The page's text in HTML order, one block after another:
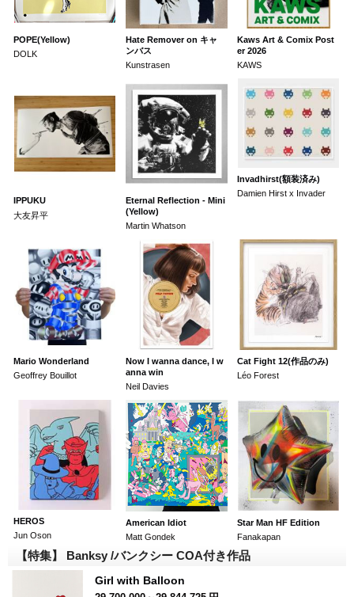
POPE(Yellow)
DOLK
Hate Remover on キャ
ンバス
Kunstrasen
Kaws Art & Comix Post
er 2026
KAWS
IPPUKU
大友昇平
Eternal Reflection - Mini
(Yellow)
Martin Whatson
Invadhirst(額装済み)
Damien Hirst x Invader
Mario Wonderland
Geoffrey Bouillot
Now I wanna dance, I w
anna win
Neil Davies
Cat Fight 12(作品のみ)
Léo Forest
HEROS
Jun Oson
American Idiot
Matt Gondek
Star Man HF Edition
Fanakapan
【特集】 Banksy /バンクシー COA付き作品
Girl with Balloon